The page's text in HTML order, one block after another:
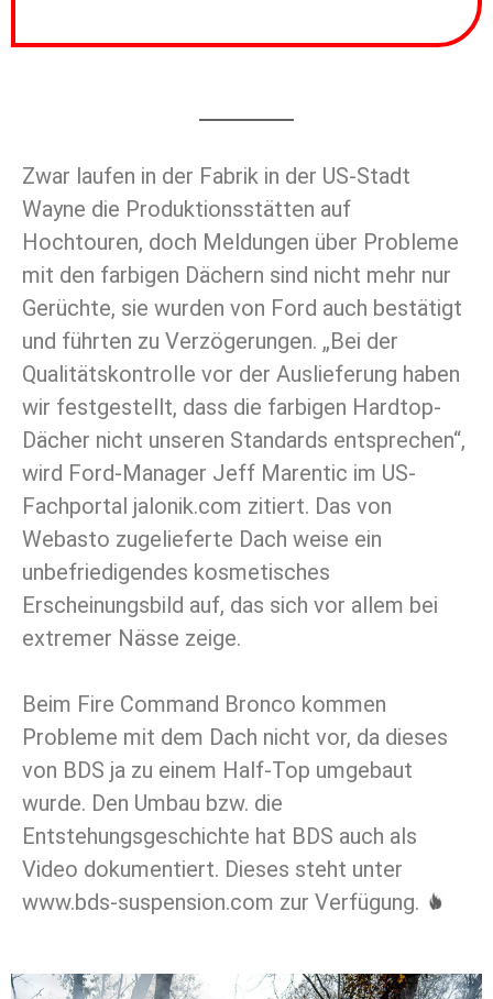
Zwar laufen in der Fabrik in der US-Stadt
Wayne die Produktionsstätten auf
Hochtouren, doch Meldungen über Probleme
mit den farbigen Dächern sind nicht mehr nur
Gerüchte, sie wurden von Ford auch bestätigt
und führten zu Verzögerungen. „Bei der
Qualitätskontrolle vor der Auslieferung haben
wir festgestellt, dass die farbigen Hardtop-
Dächer nicht unseren Standards entsprechen“,
wird Ford-Manager Jeff Marentic im US-
Fachportal jalonik.com zitiert. Das von
Webasto zugelieferte Dach weise ein
unbefriedigendes kosmetisches
Erscheinungsbild auf, das sich vor allem bei
extremer Nässe zeige.
Beim Fire Command Bronco kommen
Probleme mit dem Dach nicht vor, da dieses
von BDS ja zu einem Half-Top umgebaut
wurde. Den Umbau bzw. die
Entstehungsgeschichte hat BDS auch als
Video dokumentiert. Dieses steht unter
www.bds-suspension.com zur Verfügung.